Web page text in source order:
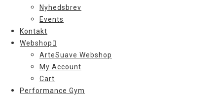
Nyhedsbrev
Events
Kontakt
Webshop
ArteSuave Webshop
My Account
Cart
Performance Gym